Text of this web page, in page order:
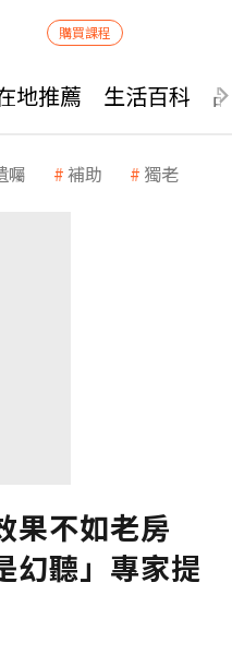
購買課程
地推薦 生活百科
囑 補助 獨老
果不如老房
幻聽」專家提